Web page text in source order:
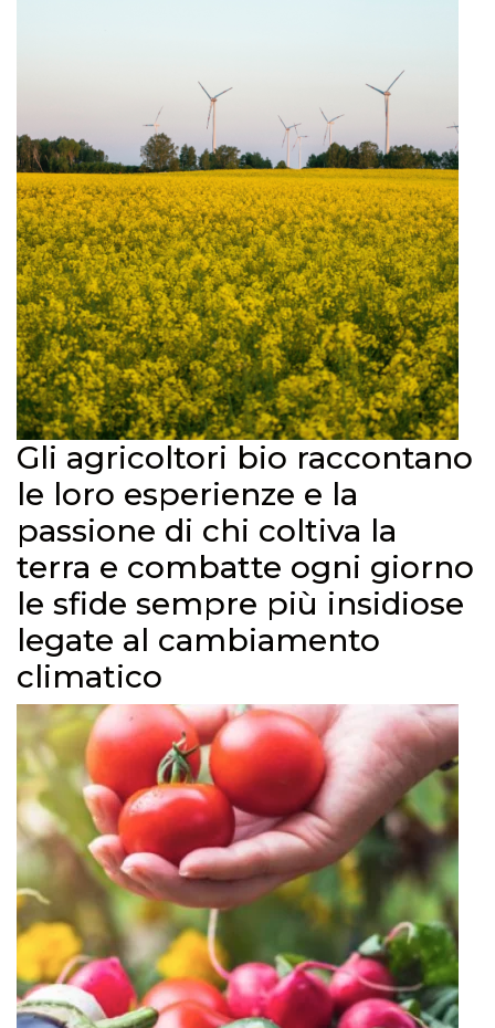
Gli agricoltori bio raccontano
le loro esperienze e la
passione di chi coltiva la
terra e combatte ogni giorno
le sfide sempre più insidiose
legate al cambiamento
climatico